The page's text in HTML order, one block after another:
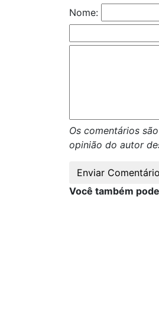
Nome:
Os comentários
opinião do autor
Você também